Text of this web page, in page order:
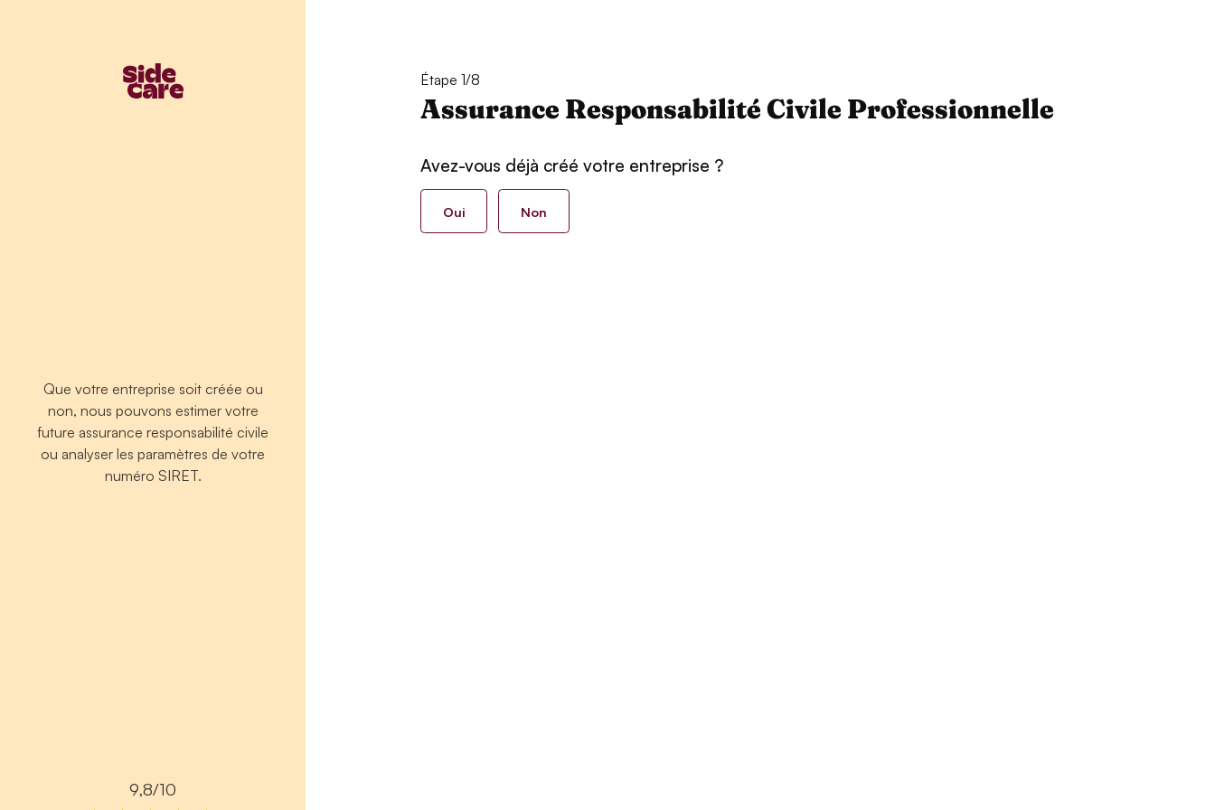
Que votre entreprise soit créée ou
non, nous pouvons estimer votre
future assurance responsabilité civile
ou analyser les paramètres de votre
numéro SIRET.
9,8/10
Étape 1/8
Assurance Responsabilité Civile Professionnelle
Avez-vous déjà créé votre entreprise ?
Oui Non